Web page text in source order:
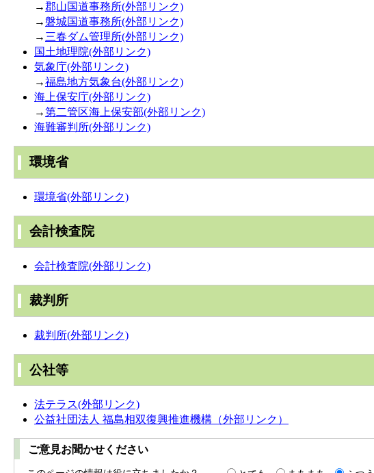
→郡山国道事務所(外部リンク)
→磐城国道事務所(外部リンク)
→ 三春ダム管理所(外部リンク)
国土地理院(外部リンク)
気象庁(外部リンク)
→福島地方気象台(外部リンク)
海上保安庁(外部リンク)
→第二管区海上保安部(外部リンク)
海難審判所(外部リンク)
環境省
環境省(外部リンク)
会計検査院
会計検査院(外部リンク)
裁判所
裁判所(外部リンク)
公社等
法テラス(外部リンク)
公益社団法人 福島相双復興推進機構（外部リンク）
ご意見お聞かせください